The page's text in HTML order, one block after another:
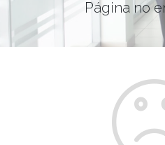
Página no